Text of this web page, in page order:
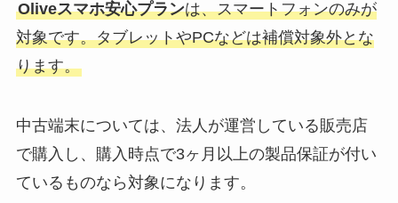
Oliveスマホ安心プランは、スマートフォンのみが
対象です。タブレットやPCなどは補償対象外とな
ります。
中古端末については、法人が運営している販売店
で購入し、購入時点で3ヶ月以上の製品保証が付い
ているものなら対象になります。